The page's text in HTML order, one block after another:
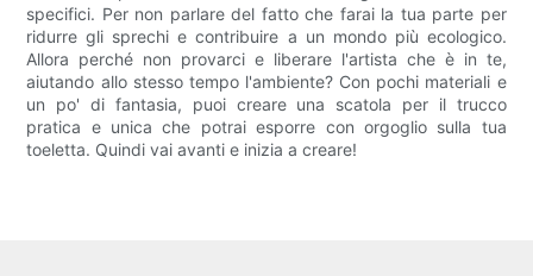
specifici. Per non parlare del fatto che farai la tua parte per
ridurre gli sprechi e contribuire a un mondo più ecologico.
Allora perché non provarci e liberare l'artista che è in te,
aiutando allo stesso tempo l'ambiente? Con pochi materiali e
un po' di fantasia, puoi creare una scatola per il trucco
pratica e unica che potrai esporre con orgoglio sulla tua
toeletta. Quindi vai avanti e inizia a creare!